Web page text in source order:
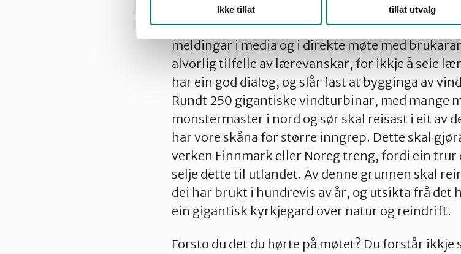
Ikke tillat tillat utvalg
det. På møtet i Sirbmá fikk vi sjå korleis det ser
tidligare fått «vaksenopplæring» på fleire
meldingar i media og i direkte møte med
alvorlig tilfelle av lærevanskar, for ikkje å seie
har ein god dialog, og slår fast at bygginga av
Rundt 250 gigantiske vindturbinar, med mange
monstermaster i nord og sør skal reisast i eit av
har vore skåna for større inngrep. Dette skal
verken Finnmark eller Noreg treng, fordi ein trur
selje dette til utlandet. Av denne grunnen skal
dei har brukt i hundrevis av år, og utsikta frå det
ein gigantisk kyrkjegard over natur og reindrift.
Forsto du det du hørte på møtet? Du forstår